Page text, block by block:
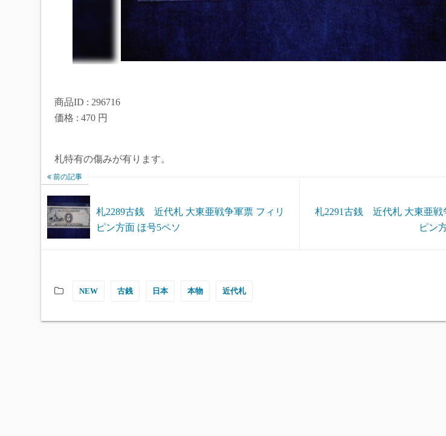
商品ID : 296716
価格 : 470 円
札特有の傷みが有ります。
前の記事
札2289古銭 近代札 大東亜戦争軍票 フィリ
ピン方面 ほ号5ペソ
札2291古銭 近代札 大東亜戦
ピン
NEW 古銭 日本 本物 近代札